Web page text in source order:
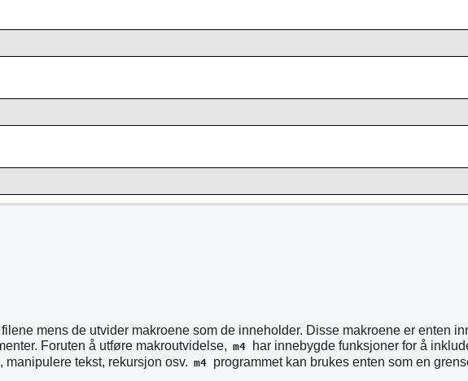
mens de utvider makroene som de inneholder. Disse makroene er enten
Foruten å utføre makroutvidelse, m4
har innebygde funksjoner for å
manipulere tekst, rekursjon osv. m4 programmet kan brukes enten som en